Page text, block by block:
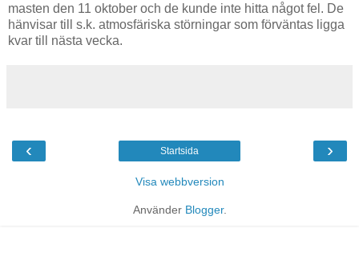
masten den 11 oktober och de kunde inte hitta något fel. De
hänvisar till s.k. atmosfäriska störningar som förväntas ligga
kvar till nästa vecka.
‹ ›
Startsida
Visa webbversion
Använder Blogger.